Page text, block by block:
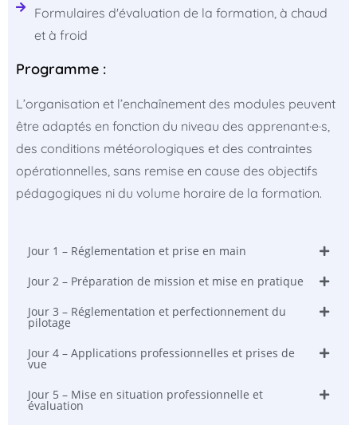
Formulaires d'évaluation de la formation, à chaud
et à froid
Programme :
L’organisation et l’enchaînement des modules peuvent
être adaptés en fonction du niveau des apprenant·e·s,
des conditions météorologiques et des contraintes
opérationnelles, sans remise en cause des objectifs
pédagogiques ni du volume horaire de la formation.
Jour 1 – Réglementation et prise en main
Jour 2 – Préparation de mission et mise en pratique
Jour 3 – Réglementation et perfectionnement du
pilotage
Jour 4 – Applications professionnelles et prises de
vue
Jour 5 – Mise en situation professionnelle et
évaluation